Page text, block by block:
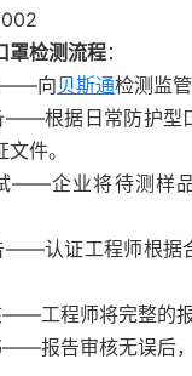
罩检测流程：
向贝斯通检测监
根据日常防护型
件。
企业将待测样品
认证工程师根据
程师将完整的报
报告审核无误后